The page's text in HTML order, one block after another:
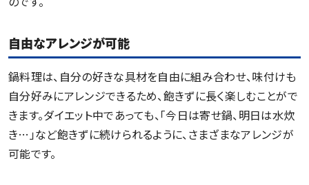
自由なアレンジが可能
鍋料理は、自分の好きな具材を自由に組み合わせ、味付けも
自分好みにアレンジできるため、飽きずに長く楽しむことがで
きます。ダイエット中であっても、「今日は寄せ鍋、明日は水炊
き…」など飽きずに続けられるように、さまざまなアレンジが
可能です。